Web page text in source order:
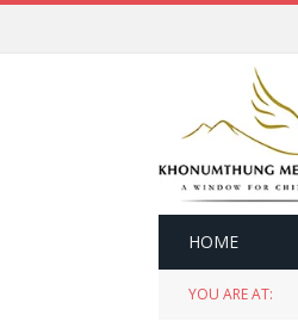
HOME
YOU ARE AT: